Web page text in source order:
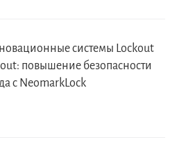
системы Lockout
повышение безопасности
с NeomarkLock